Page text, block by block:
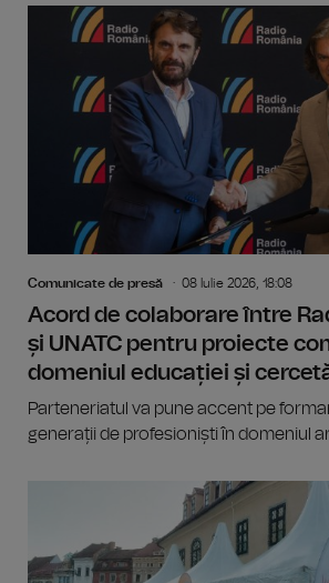
Comunicate de presă 08 Iulie 2026, 18:08
Acord de colaborare între
și UNATC pentru proiecte
domeniul educației și
Parteneriatul va pune accent pe
generații de profesioniști în domeniul